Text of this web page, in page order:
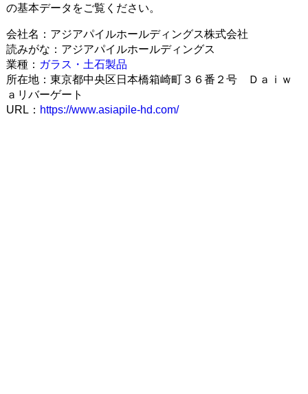
の基本データをご覧ください。
会社名：アジアパイルホールディングス株式会社
読みがな：アジアパイルホールディングス
業種： ガラス・土石製品
所在地：東京都中央区日本橋箱崎町３６番２号 Ｄａｉｗ
ａリバーゲート
URL： https://www.asiapile-hd.com/